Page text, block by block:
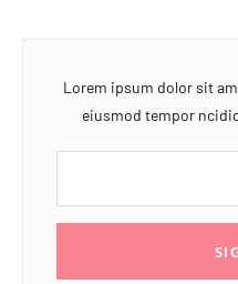
Lorem ipsum dolor sit
eiusmod tempor